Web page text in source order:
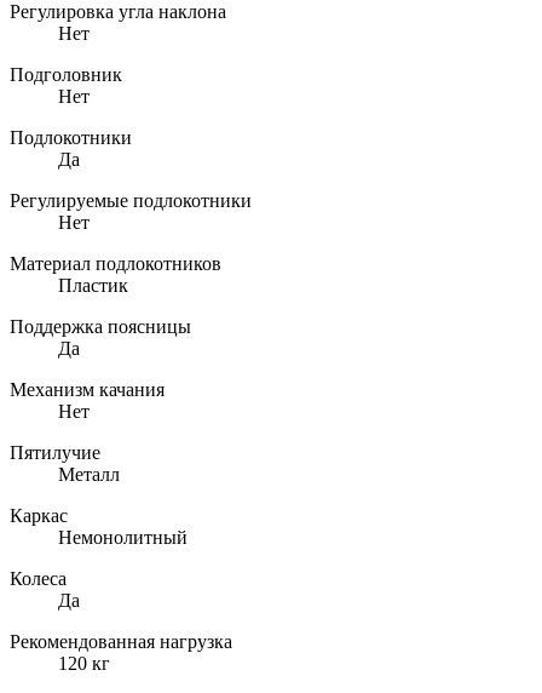
Регулировка угла наклона
Нет
Подголовник
Нет
Подлокотники
Да
Регулируемые подлокотники
Нет
Материал подлокотников
Пластик
Поддержка поясницы
Да
Механизм качания
Нет
Пятилучие
Металл
Каркас
Немонолитный
Колеса
Да
Рекомендованная нагрузка
120 кг